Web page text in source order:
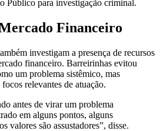
Público para investigação criminal.
Financeiro
investigam a presença de recursos
financeiro. Barreirinhas evitou
um problema sistêmico, mas
relevantes de atuação.
antes de virar um problema
em alguns pontos, alguns
valores são assustadores”, disse.